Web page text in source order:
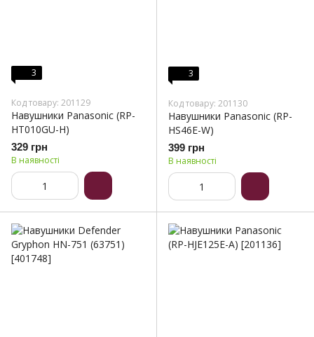
3
Код товару: 201129
Навушники Panasonic (RP-
HT010GU-H)
329 грн
В наявності
3
Код товару: 201130
Навушники Panasonic (RP-
HS46E-W)
399 грн
В наявності